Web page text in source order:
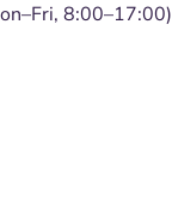
8:00–17:00)